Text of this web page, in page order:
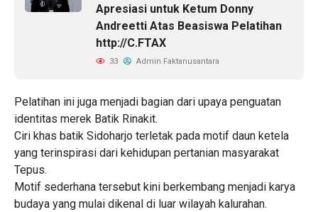
Apresiasi untuk Ketum Donny
Andreetti Atas Beasiswa Pelatihan
http://C.FTAX
33 Admin Faktanusantara
Pelatihan ini juga menjadi bagian dari upaya penguatan
identitas merek Batik Rinakit.
Ciri khas batik Sidoharjo terletak pada motif daun ketela
yang terinspirasi dari kehidupan pertanian masyarakat
Tepus.
Motif sederhana tersebut kini berkembang menjadi karya
budaya yang mulai dikenal di luar wilayah kalurahan.